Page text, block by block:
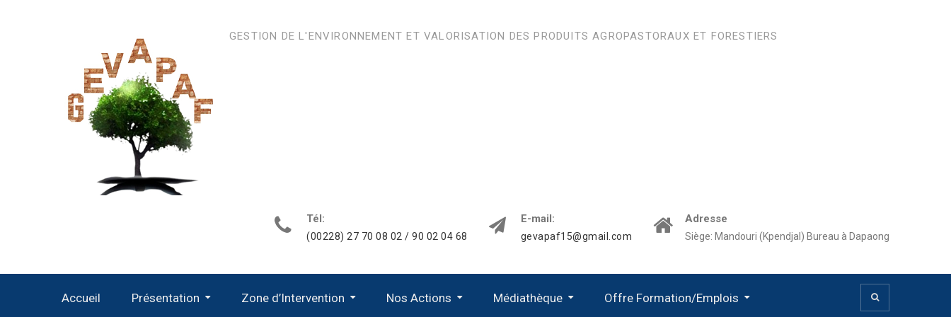
GESTION DE L'ENVIRONNEMENT ET VALORISATION DES PRODUITS AGROPASTORAUX ET FORESTIERS
Tél:
(00228) 27 70 08 02 / 90 02 04 68
E-mail:
gevapaf15@gmail.com
Adresse
Siège: Mandouri (Kpendjal) Bureau à Dapaong
Accueil Présentation Zone d’Intervention Nos Actions Médiathèque Offre Formation/Emplois